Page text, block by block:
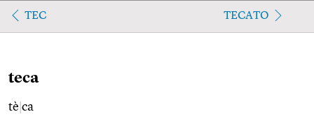
TEC TECATO
teca
tè ca